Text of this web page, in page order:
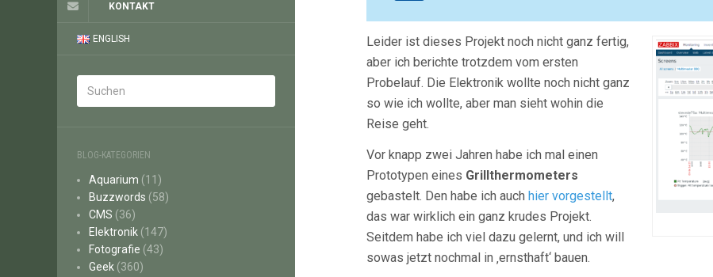
KONTAKT
ENGLISH
BLOG-KATEGORIEN
Aquarium (11)
Buzzwords (58)
CMS (36)
Elektronik (147)
Fotografie (43)
Geek (360)
Leider ist dieses Projekt noch nicht ganz fertig,
aber ich berichte trotzdem vom ersten
Probelauf. Die Elektronik wollte noch nicht ganz
so wie ich wollte, aber man sieht wohin die
Reise geht.
Vor knapp zwei Jahren habe ich mal einen
Prototypen eines Grillthermometers
gebastelt. Den habe ich auch hier vorgestellt,
das war wirklich ein ganz krudes Projekt.
Seitdem habe ich viel dazu gelernt, und ich will
sowas jetzt nochmal in ‚ernsthaft‘ bauen.